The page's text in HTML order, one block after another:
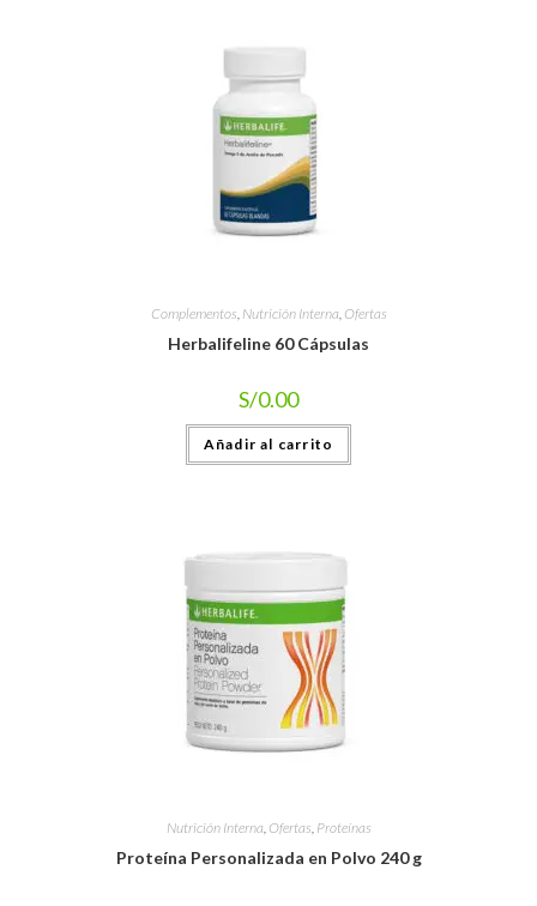
Complementos Nutrición Interna Ofertas
Herbalifeline 60 Cápsulas
S/0.00
Añadir al carrito
Nutrición Interna, Ofertas, Proteínas
Proteína Personalizada en Polvo 240 g